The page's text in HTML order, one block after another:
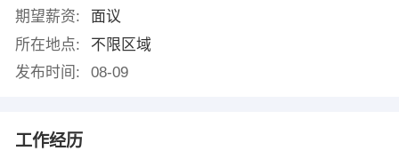
期望薪资:
面议
所在地点:
不限区域
发布时间:
08-09
工作经历